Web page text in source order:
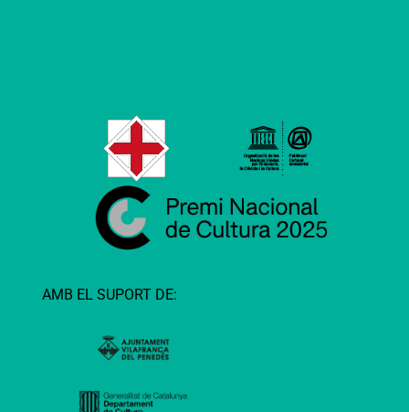
AMB EL SUPORT DE: